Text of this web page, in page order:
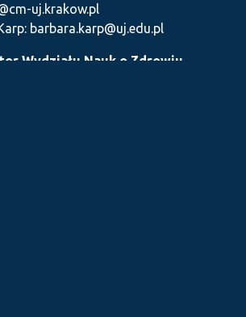
uj.krakow.pl
barbara.karp@uj.edu.pl
Wydziału Nauk o Zdrowiu